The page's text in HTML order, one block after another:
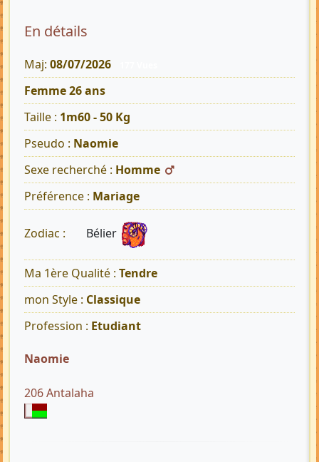
En détails
Maj: 08/07/2026
Femme 26 ans
Taille : 1m60 - 50 Kg
Pseudo : Naomie
Sexe recherché : Homme
Préférence : Mariage
Zodiac : Bélier
Ma 1ère Qualité : Tendre
mon Style : Classique
Profession : Etudiant
Naomie
206 Antalaha